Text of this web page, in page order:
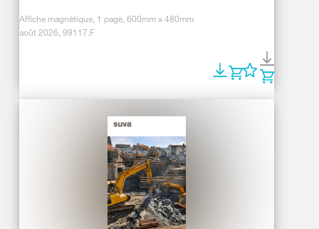
Affiche magnétique, 1 page, 600mm x 480mm
août 2026, 99117.F